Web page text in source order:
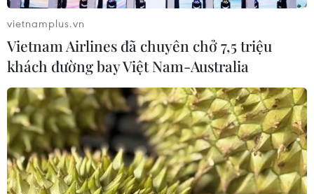
niềm tin cho người dân đi lại an toàn lúc đó mới có thị
trường.
vietnamplus.vn
Vietnam Airlines đã chuyên chở 7,5 triệu
khách đường bay Việt Nam-Australia